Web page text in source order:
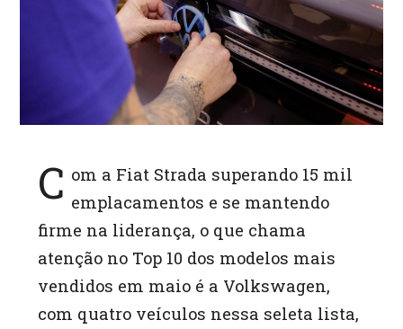
p
C om a Fiat Strada superando 15 mil
emplacamentos e se mantendo
firme na liderança, o que chama
atenção no Top 10 dos modelos mais
vendidos em maio é a Volkswagen,
com quatro veículos nessa seleta lista,